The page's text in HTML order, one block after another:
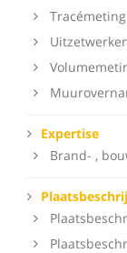
Tracémeting
Expertise
Brand- ,